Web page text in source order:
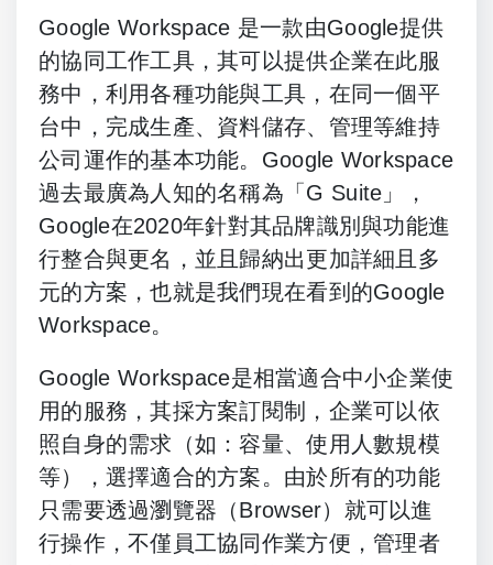
Google Workspace 是一款由Google提供
的協同工作工具，其可以提供企業在此服
務中，利用各種功能與工具，在同一個平
台中，完成生產、資料儲存、管理等維持
公司運作的基本功能。Google Workspace
過去最廣為人知的名稱為「G Suite」，
Google在2020年針對其品牌識別與功能進
行整合與更名，並且歸納出更加詳細且多
元的方案，也就是我們現在看到的Google
Workspace。
Google Workspace是相當適合中小企業使
用的服務，其採方案訂閱制，企業可以依
照自身的需求（如：容量、使用人數規模
等），選擇適合的方案。由於所有的功能
只需要透過瀏覽器（Browser）就可以進
行操作，不僅員工協同作業方便，管理者